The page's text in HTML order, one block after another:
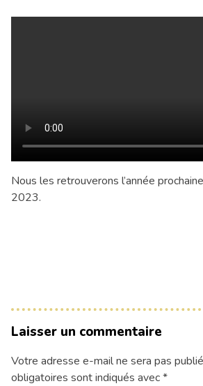
Nous les retrouverons l’année
2023.
Laisser un commentaire
Votre adresse e-mail ne sera pas
obligatoires sont indiqués avec*